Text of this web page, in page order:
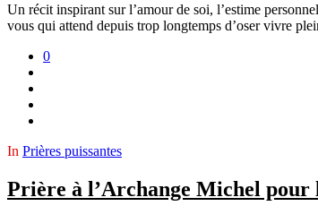
Un récit inspirant sur l’amour de soi, l’estime
vous qui attend depuis trop longtemps d’oser vivre
0
In Prières puissantes
Prière à l’Archange Michel